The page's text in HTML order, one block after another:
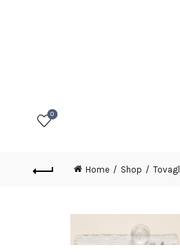
0
Home Shop